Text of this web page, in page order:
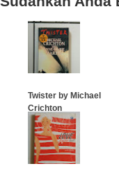
Twister by Michael
Crichton
…